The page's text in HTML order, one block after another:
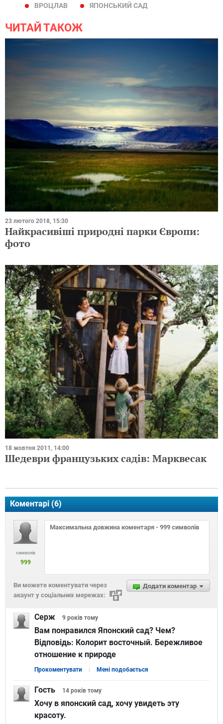
ВРОЦЛАВ ЯПОНСЬКИЙ САД
ЧИТАЙ ТАКОЖ
23 лютого 2018, 15:30
Найкрасивіші природні парки Європи:
фото
18 жовтня 2011, 14:00
Шедеври французьких садів: Марквесак
Коментарі (6)
символів
999
Додати коментар
Ви можете коментувати через
акаунт у соціальних мережах:
Серж 9 років тому
Вам понравился Японский сад? Чем?
Відповідь: Колорит восточный. Бережливое
отношение к природе
Прокоментувати Мені подобається
Гость 14 років тому
Хочу в японский сад, хочу увидеть эту
красоту.